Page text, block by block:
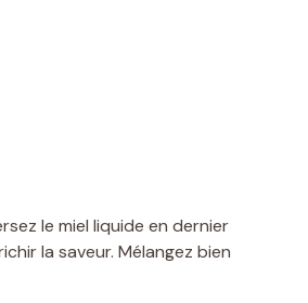
le miel liquide en dernier
la saveur. Mélangez bien